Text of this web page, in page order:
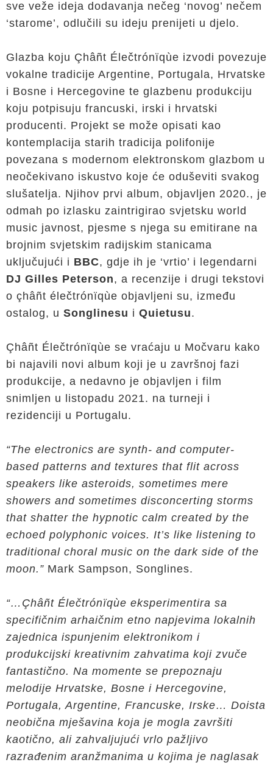
sve veže ideja dodavanja nečeg ‘novog’ nečem
‘starome’, odlučili su ideju prenijeti u djelo.
Glazba koju Çhâñt Élečtrónïqùe izvodi povezuje
vokalne tradicije Argentine, Portugala, Hrvatske
i Bosne i Hercegovine te glazbenu produkciju
koju potpisuju francuski, irski i hrvatski
producenti. Projekt se može opisati kao
kontemplacija starih tradicija polifonije
povezana s modernom elektronskom glazbom u
neočekivano iskustvo koje će oduševiti svakog
slušatelja. Njihov prvi album, objavljen 2020., je
odmah po izlasku zaintrigirao svjetsku world
music javnost, pjesme s njega su emitirane na
brojnim svjetskim radijskim stanicama
uključujući i BBC, gdje ih je ‘vrtio’ i legendarni
DJ Gilles Peterson, a recenzije i drugi tekstovi
o çhâñt élečtrónïqùe objavljeni su, između
ostalog, u Songlinesu i Quietusu.
Çhâñt Élečtrónïqùe se vraćaju u Močvaru kako
bi najavili novi album koji je u završnoj fazi
produkcije, a nedavno je objavljen i film
snimljen u listopadu 2021. na turneji i
rezidenciji u Portugalu.
“The electronics are synth- and computer-
based patterns and textures that flit across
speakers like asteroids, sometimes mere
showers and sometimes disconcerting storms
that shatter the hypnotic calm created by the
echoed polyphonic voices. It’s like listening to
traditional choral music on the dark side of the
moon.” Mark Sampson, Songlines.
“…Çhâñt Élečtrónïqùe eksperimentira sa
specifičnim arhaičnim etno napjevima lokalnih
zajednica ispunjenim elektronikom i
produkcijski kreativnim zahvatima koji zvuče
fantastično. Na momente se prepoznaju
melodije Hrvatske, Bosne i Hercegovine,
Portugala, Argentine, Francuske, Irske… Doista
neobična mješavina koja je mogla završiti
kaotično, ali zahvaljujući vrlo pažljivo
razrađenim aranžmanima u kojima je naglasak